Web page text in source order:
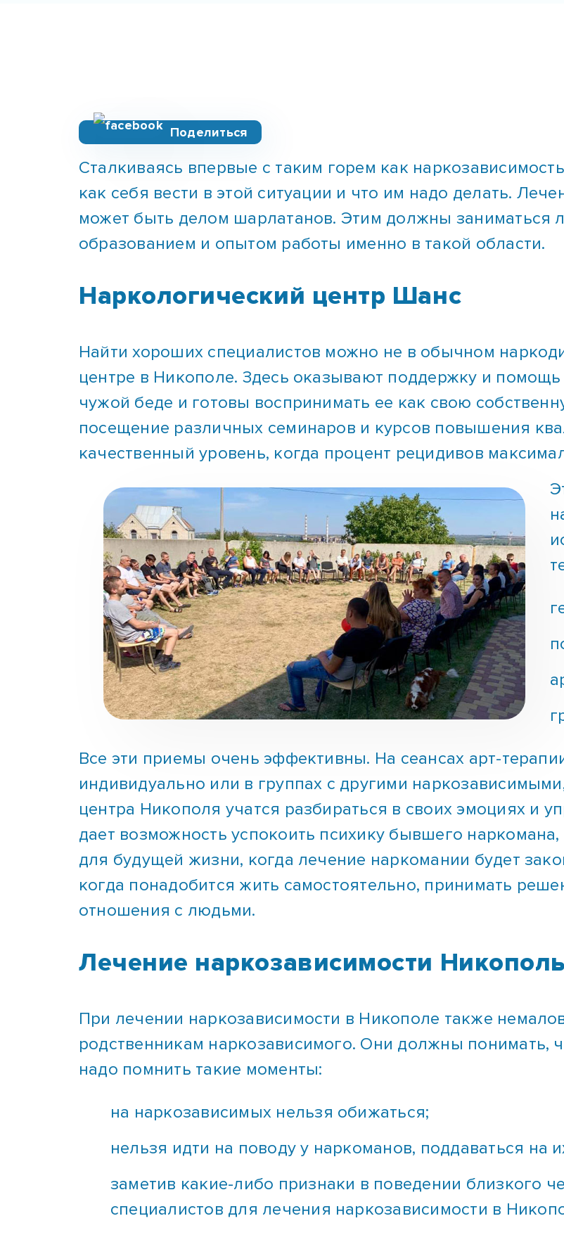
Поделиться
Сталкиваясь впервые с таким горем как
как себя вести в этой ситуации и что им надо делать.
может быть делом шарлатанов. Этим должны
образованием и опытом работы именно в такой области.
Наркологический центр Шанс
Найти хороших специалистов можно не в обычном
центре в Никополе. Здесь оказывают поддержку и
чужой беде и готовы воспринимать ее как свою
посещение различных семинаров и курсов повышения
качественный уровень, когда процент рецидивов
Все эти приемы очень эффективны. На сеансах арт-
индивидуально или в группах с другими
центра Никополя учатся разбираться в своих эмоциях и
дает возможность успокоить психику бывшего
для будущей жизни, когда лечение наркомании будет
когда понадобится жить самостоятельно, принимать
отношения с людьми.
Лечение наркозависимости Никополь
При лечении наркозависимости в Никополе также
родственникам наркозависимого. Они должны понимать,
надо помнить такие моменты:
на наркозависимых нельзя обижаться;
нельзя идти на поводу у наркоманов, поддаваться на
заметив какие-либо признаки в поведении близкого
специалистов для лечения наркозависимости в